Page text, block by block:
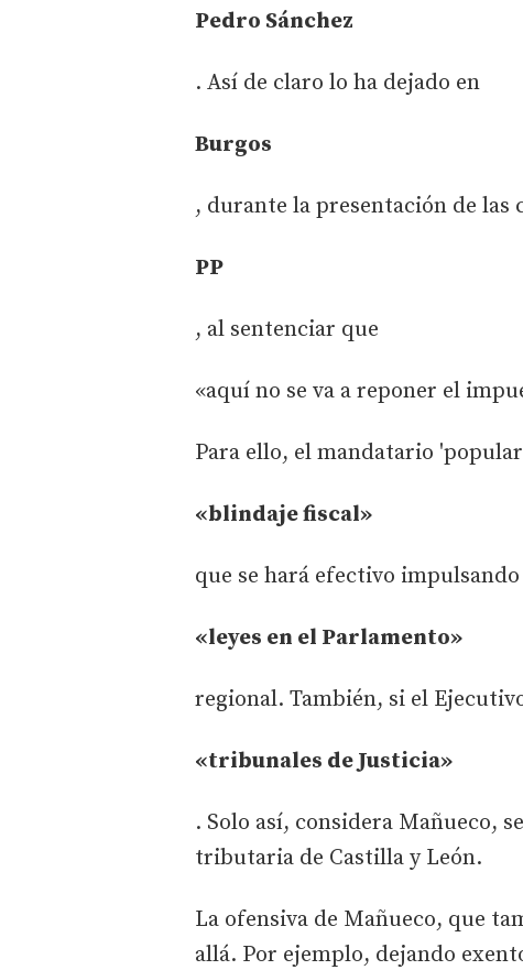
Pedro Sánchez
. Así de claro lo ha dejado en
Burgos
, durante la presentación de
PP
, al sentenciar que
«aquí no se va a reponer el
Para ello, el mandatario
«blindaje fiscal»
que se hará efectivo impulsando
«leyes en el Parlamento»
regional. También, si el
«tribunales de Justicia»
. Solo así, considera Mañueco,
tributaria de Castilla y León.
La ofensiva de Mañueco, que
allá. Por ejemplo, dejando